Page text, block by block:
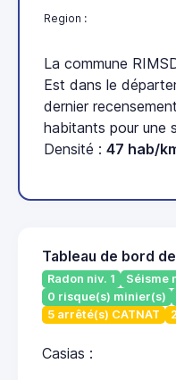
Region :
La commune
Est dans le
dernier
habitants pour une
Densité : 47 hab/
Tableau de bord
Radon niv. 1 Séisme
0 risque(s) minier(s)
5 arrêté(s) CATNAT
Casias :